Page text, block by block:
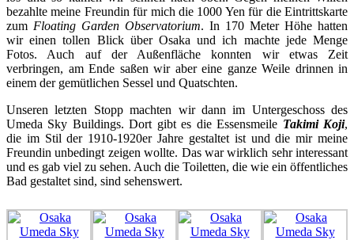
bezahlte meine Freundin für mich die 1000 Yen für die Eintrittskarte
zum Floating Garden Observatorium. In 170 Meter Höhe hatten
wir einen tollen Blick über Osaka und ich machte jede Menge
Fotos. Auch auf der Außenfläche konnten wir etwas Zeit
verbringen, am Ende saßen wir aber eine ganze Weile drinnen in
einem der gemütlichen Sessel und Quatschten.
Unseren letzten Stopp machten wir dann im Untergeschoss des
Umeda Sky Buildings. Dort gibt es die Essensmeile Takimi Koji,
die im Stil der 1910-1920er Jahre gestaltet ist und die mir meine
Freundin unbedingt zeigen wollte. Das war wirklich sehr interessant
und es gab viel zu sehen. Auch die Toiletten, die wie ein öffentliches
Bad gestaltet sind, sind sehenswert.